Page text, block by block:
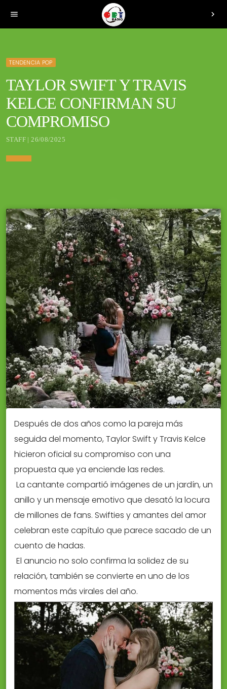
menu chevron_right
TENDENCIA POP
TAYLOR SWIFT Y TRAVIS
KELCE CONFIRMAN SU
COMPROMISO
STAFF | 26/08/2025
Después de dos años como la pareja más
seguida del momento, Taylor Swift y Travis Kelce
hicieron oficial su compromiso con una
propuesta que ya enciende las redes.
La cantante compartió imágenes de un jardín, un
anillo y un mensaje emotivo que desató la locura
de millones de fans. Swifties y amantes del amor
celebran este capítulo que parece sacado de un
cuento de hadas.
El anuncio no solo confirma la solidez de su
relación, también se convierte en uno de los
momentos más virales del año.